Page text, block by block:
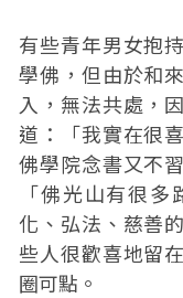
有些青年男女抱
學佛，但由於和
入，無法共處，
道：「我實在很
佛學院念書又不
「佛光山有很
化、弘法、慈善
些人很歡喜地留
圈可點。